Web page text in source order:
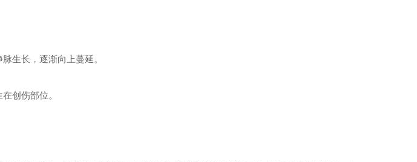
生长，逐渐向上蔓延。
创伤部位。